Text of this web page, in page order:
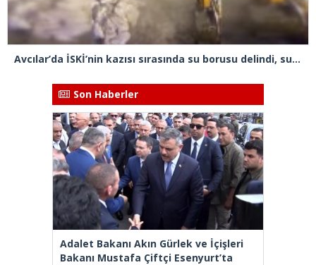
Avcılar’da İSKİ’nin kazısı sırasında su borusu delindi, su metrelerce yüksekliğe fışkırdı
Son Haberler
Adalet Bakanı Akın Gürlek ve İçişleri
Bakanı Mustafa Çiftçi Esenyurt’ta